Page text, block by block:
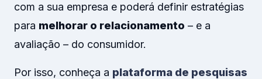
com a sua empresa e poderá definir estratégias
para melhorar o relacionamento – e a
avaliação – do consumidor.
Por isso, conheça a plataforma de pesquisas